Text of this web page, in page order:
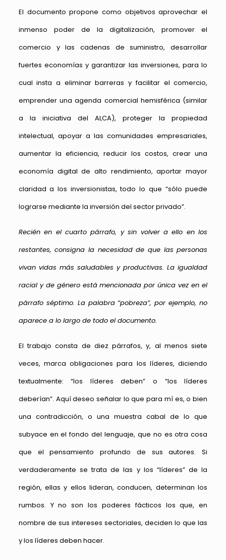
El documento propone como objetivos aprovechar el
inmenso poder de la digitalización, promover el
comercio y las cadenas de suministro, desarrollar
fuertes economías y garantizar las inversiones, para lo
cual insta a eliminar barreras y facilitar el comercio,
emprender una agenda comercial hemisférica (similar
a la iniciativa del ALCA), proteger la propiedad
intelectual, apoyar a las comunidades empresariales,
aumentar la eficiencia, reducir los costos, crear una
economía digital de alto rendimiento, aportar mayor
claridad a los inversionistas, todo lo que “sólo puede
lograrse mediante la inversión del sector privado”.
Recién en el cuarto párrafo, y sin volver a ello en los
restantes, consigna la necesidad de que las personas
vivan vidas más saludables y productivas. La igualdad
racial y de género está mencionada por única vez en el
párrafo séptimo. La palabra “pobreza”, por ejemplo, no
aparece a lo largo de todo el documento.
El trabajo consta de diez párrafos, y, al menos siete
veces, marca obligaciones para los líderes, diciendo
textualmente: “los líderes deben” o “los líderes
deberían”. Aquí deseo señalar lo que para mí es, o bien
una contradicción, o una muestra cabal de lo que
subyace en el fondo del lenguaje, que no es otra cosa
que el pensamiento profundo de sus autores. Si
verdaderamente se trata de las y los “líderes” de la
región, ellas y ellos lideran, conducen, determinan los
rumbos. Y no son los poderes fácticos los que, en
nombre de sus intereses sectoriales, deciden lo que las
y los líderes deben hacer.